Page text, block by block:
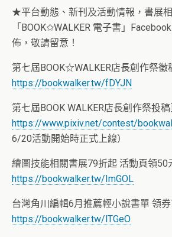
★平台動態、新刊及活動情報，書展
「BOOK✩WALKER 電子書」
佈，敬請留意！
第七屆BOOK☆WALKER店長創作祭徵
https://bookwalker.tw/fDYJN
第七屆BOOK WALKER店長創作祭投
https://www.pixiv.net/contest/
6/20活動開始時正式上線）
繪圖技能相關書展79折起 活動頁領50
https://bookwalker.tw/ImGOL
台灣角川編輯6月推薦輕小說書單 領
https://bookwalker.tw/lTGeO